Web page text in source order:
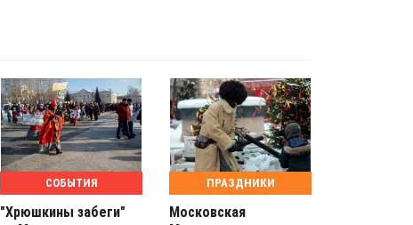
СОБЫТИЯ
"Хрюшкины забеги"
ПРАЗДНИКИ
Московская